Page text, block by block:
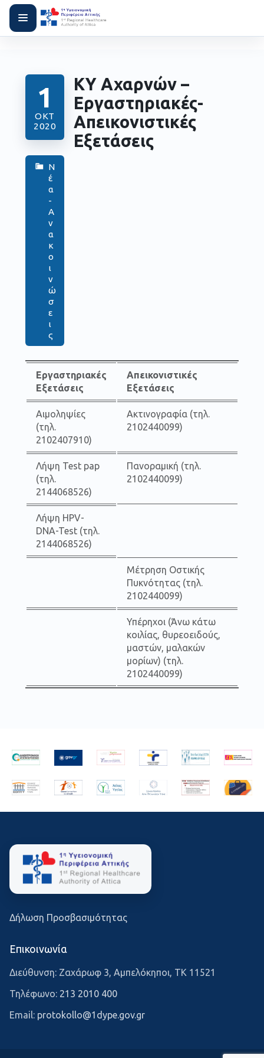
1
ΟΚΤ
2020
Ν
έ
α
-
Α
ν
α
κ
ο
ι
ν
ώ
σ
ε
ι
ς
ΚΥ Αχαρνών –
Εργαστηριακές-
Απεικονιστικές
Εξετάσεις
Εργαστηριακές
Εξετάσεις
Απεικονιστικές
Εξετάσεις
Αιμοληψίες
(τηλ.
2102407910)
Ακτινογραφία (τηλ.
2102440099)
Λήψη Test pap
(τηλ.
2144068526)
Πανοραμική (τηλ.
2102440099)
Λήψη HPV-
DNA-Test (τηλ.
2144068526)
Μέτρηση Οστικής
Πυκνότητας (τηλ.
2102440099)
Υπέρηχοι (Άνω κάτω
κοιλίας, θυρεοειδούς,
μαστών, μαλακών
μορίων) (τηλ.
2102440099)
Δήλωση Προσβασιμότητας
Επικοινωνία
Διεύθυνση: Ζαχάρωφ 3, Αμπελόκηποι, ΤΚ 11521
Τηλέφωνο: 213 2010 400
Email: protokollo@1dype.gov.gr